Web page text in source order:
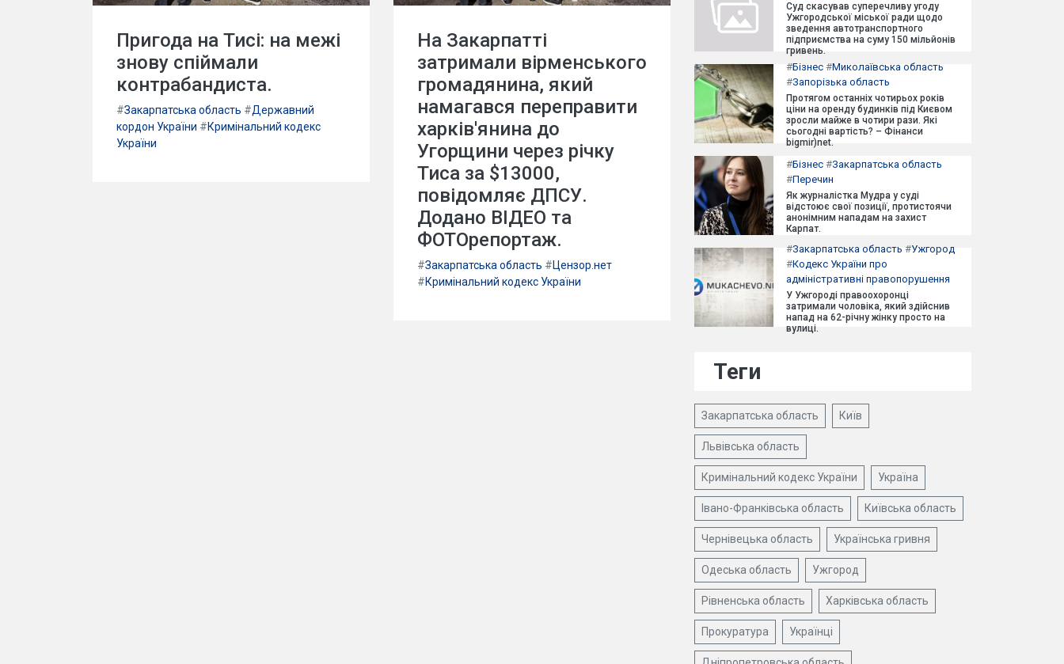
Пригода на Тисі: на межі
знову спіймали
контрабандиста.
#Закарпатська область #Державний
кордон України #Кримінальний кодекс
України
На Закарпатті
затримали вірменського
громадянина, який
намагався переправити
харків'янина до
Угорщини через річку
Тиса за $13000,
повідомляє ДПСУ.
Додано ВІДЕО та
ФОТОрепортаж.
#Закарпатська область #Цензор.нет
#Кримінальний кодекс України
Суд скасував суперечливу угоду
Ужгородської міської ради щодо
зведення автотранспортного
підприємства на суму 150 мільйонів
гривень.
#Бізнес #Миколаївська область
#Запорізька область
Протягом останніх чотирьох років
ціни на оренду будинків під Києвом
зросли майже в чотири рази. Які
сьогодні вартість? – Фінанси
bigmir)net.
#Бізнес #Закарпатська область
#Перечин
Як журналістка Мудра у суді
відстоює свої позиції, протистоячи
анонімним нападам на захист
Карпат.
#Закарпатська область #Ужгород
#Кодекс України про
адміністративні правопорушення
У Ужгороді правоохоронці
затримали чоловіка, який здійснив
напад на 62-річну жінку просто на
вулиці.
Теги
Закарпатська область Київ
Львівська область
Кримінальний кодекс України Україна
Івано-Франківська область Київська область
Чернівецька область Українська гривня
Одеська область Ужгород
Рівненська область Харківська область
Прокуратура Українці